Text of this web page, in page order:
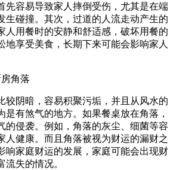
先容易导致家人摔倒受伤，尤其是在端
生碰撞。其次，过道的人流走动产生的
人用餐时的安静和舒适感，破坏用餐的
地享受美食，长期下来可能会影响家人
房角落
较阴暗，容易积聚污垢，并且从风水的
是有煞气的地方。如果餐桌放在角落，
的侵袭。例如，角落的灰尘、细菌等容
人健康。而且角落被视为财运的漏财之
响家庭财运的发展，家庭可能会出现财
失的情况。